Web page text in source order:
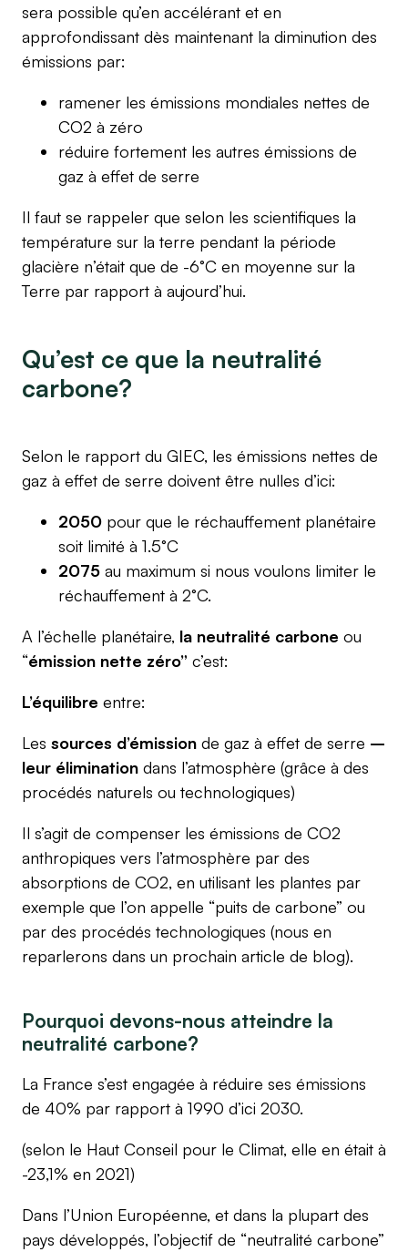
sera possible qu’en accélérant et en
approfondissant dès maintenant la diminution des
émissions par:
ramener les émissions mondiales nettes de
CO2 à zéro
réduire fortement les autres émissions de
gaz à effet de serre
Il faut se rappeler que selon les scientifiques la
température sur la terre pendant la période
glacière n’était que de -6°C en moyenne sur la
Terre par rapport à aujourd’hui.
Qu’est ce que la neutralité
carbone?
Selon le rapport du GIEC, les émissions nettes de
gaz à effet de serre doivent être nulles d’ici:
2050 pour que le réchauffement planétaire
soit limité à 1.5°C
2075 au maximum si nous voulons limiter le
réchauffement à 2°C.
A l’échelle planétaire, la neutralité carbone ou
“émission nette zéro” c’est:
L’équilibre entre:
Les sources d’émission de gaz à effet de serre –
leur élimination dans l’atmosphère (grâce à des
procédés naturels ou technologiques)
Il s’agit de compenser les émissions de CO2
anthropiques vers l’atmosphère par des
absorptions de CO2, en utilisant les plantes par
exemple que l’on appelle “puits de carbone” ou
par des procédés technologiques (nous en
reparlerons dans un prochain article de blog).
Pourquoi devons-nous atteindre la
neutralité carbone?
La France s’est engagée à réduire ses émissions
de 40% par rapport à 1990 d’ici 2030.
(selon le Haut Conseil pour le Climat, elle en était à
-23,1% en 2021)
Dans l’Union Européenne, et dans la plupart des
pays développés, l’objectif de “neutralité carbone”